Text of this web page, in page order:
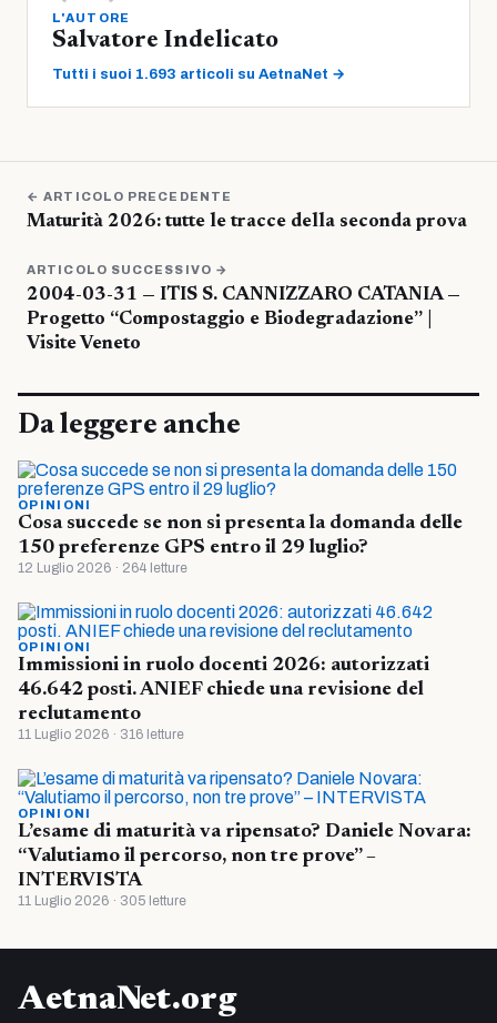
L'AUTORE
Salvatore Indelicato
Tutti i suoi 1.693 articoli su AetnaNet →
← ARTICOLO PRECEDENTE
Maturità 2026: tutte le tracce della seconda prova
ARTICOLO SUCCESSIVO →
2004-03-31 — ITIS S. CANNIZZARO CATANIA —
Progetto “Compostaggio e Biodegradazione” |
Visite Veneto
Da leggere anche
OPINIONI
Cosa succede se non si presenta la domanda delle
150 preferenze GPS entro il 29 luglio?
12 Luglio 2026 · 264 letture
OPINIONI
Immissioni in ruolo docenti 2026: autorizzati
46.642 posti. ANIEF chiede una revisione del
reclutamento
11 Luglio 2026 · 316 letture
OPINIONI
L’esame di maturità va ripensato? Daniele Novara:
“Valutiamo il percorso, non tre prove” –
INTERVISTA
11 Luglio 2026 · 305 letture
AetnaNet.org